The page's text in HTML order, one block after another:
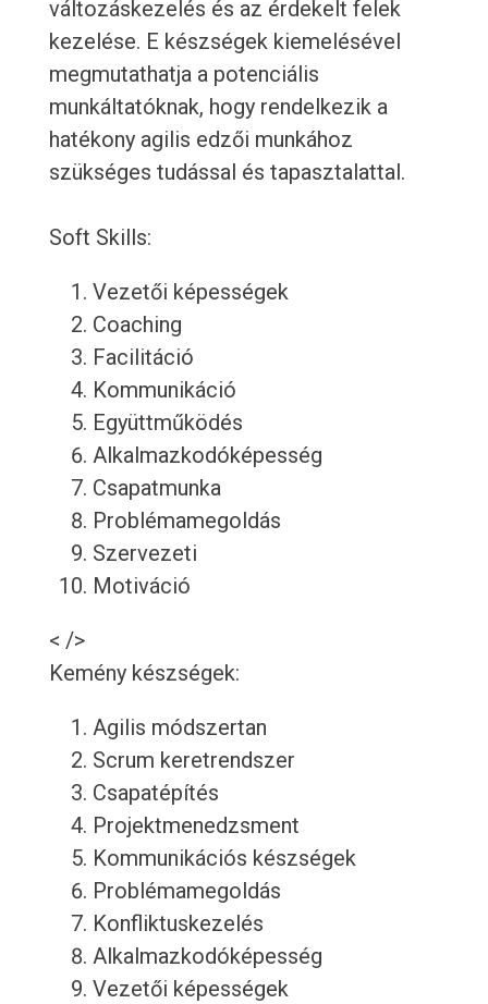
változáskezelés és az érdekelt felek
kezelése. E készségek kiemelésével
megmutathatja a potenciális
munkáltatóknak, hogy rendelkezik a
hatékony agilis edzői munkához
szükséges tudással és tapasztalattal.
Soft Skills:
Vezetői képességek
Coaching
Facilitáció
Kommunikáció
Együttműködés
Alkalmazkodóképesség
Csapatmunka
Problémamegoldás
Szervezeti
Motiváció
< />
Kemény készségek:
Agilis módszertan
Scrum keretrendszer
Csapatépítés
Projektmenedzsment
Kommunikációs készségek
Problémamegoldás
Konfliktuskezelés
Alkalmazkodóképesség
Vezetői képességek